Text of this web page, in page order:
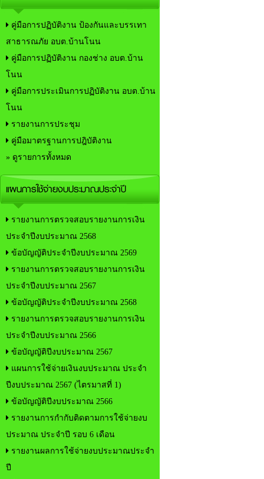
คู่มือการปฏิบัติงาน ป้องกันและบรรเทา
สาธารณภัย อบต.บ้านโนน
คู่มือการปฏิบัติงาน กองช่าง อบต.บ้าน
โนน
คู่มือการประเมินการปฏิบัติงาน อบต.บ้าน
โนน
รายงานการประชุม
คู่มือมาตรฐานการปฎิบัติงาน
» ดูรายการทั้งหมด
แผนการใช้จ่ายงบประมาณประจำปี
รายงานการตรวจสอบรายงานการเงิน
ประจำปีงบประมาณ 2568
ข้อบัญญัติประจำปีงบประมาณ 2569
รายงานการตรวจสอบรายงานการเงิน
ประจำปีงบประมาณ 2567
ข้อบัญญัติประจำปีงบประมาณ 2568
รายงานการตรวจสอบรายงานการเงิน
ประจำปีงบประมาณ 2566
ข้อบัญญัติปีงบประมาณ 2567
แผนการใช้จ่ายเงินงบประมาณ ประจำ
ปีงบประมาณ 2567 (ไตรมาสที่ 1)
ข้อบัญญัติปีงบประมาณ 2566
รายงานการกำกับติดตามการใช้จ่ายงบ
ประมาณ ประจำปี รอบ 6 เดือน
รายงานผลการใช้จ่ายงบประมาณประจำ
ปี